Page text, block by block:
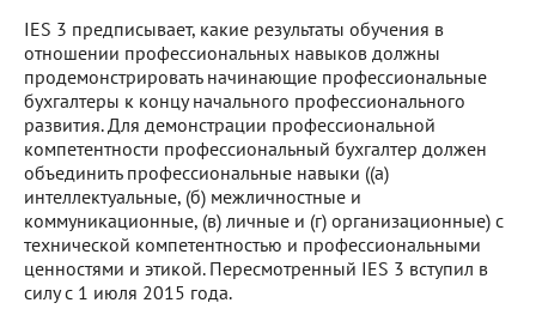
IES 3 предписывает, какие результаты обучения в
отношении профессиональных навыков должны
продемонстрировать начинающие профессиональные
бухгалтеры к концу начального профессионального
развития. Для демонстрации профессиональной
компетентности профессиональный бухгалтер должен
объединить профессиональные навыки ((а)
интеллектуальные, (б) межличностные и
коммуникационные, (в) личные и (г) организационные) с
технической компетентностью и профессиональными
ценностями и этикой. Пересмотренный IES 3 вступил в
силу с 1 июля 2015 года.